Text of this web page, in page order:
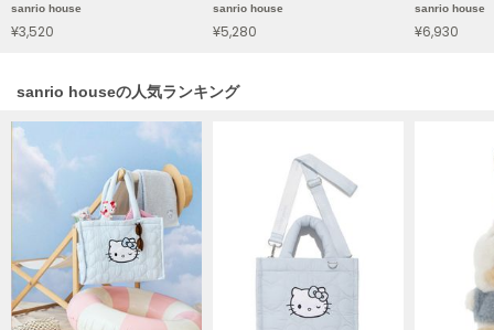
オニツカ タイガー
ORR
オル
PATRICK
パトリック
Philly chocolate
フィリーチョコレート
sanrio house
¥3,520
sanrio house
¥5,280
sanrio house
¥6,930
sanrio houseの人気ランキング